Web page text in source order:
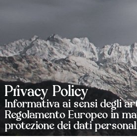
Privacy Policy
Informativa ai sensi degli
Regolamento Europeo in
protezione dei dati